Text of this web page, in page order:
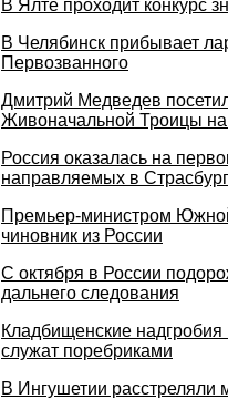
В Ялте проходит конкурс
В Челябинск прибывает
Первозванного
Дмитрий Медведев
Живоначальной Троицы на
Россия оказалась на
направляемых в
Премьер-министром
чиновник из России
С октября в России
дальнего следования
Кладбищенские надгробия
служат поребриками
В Ингушетии